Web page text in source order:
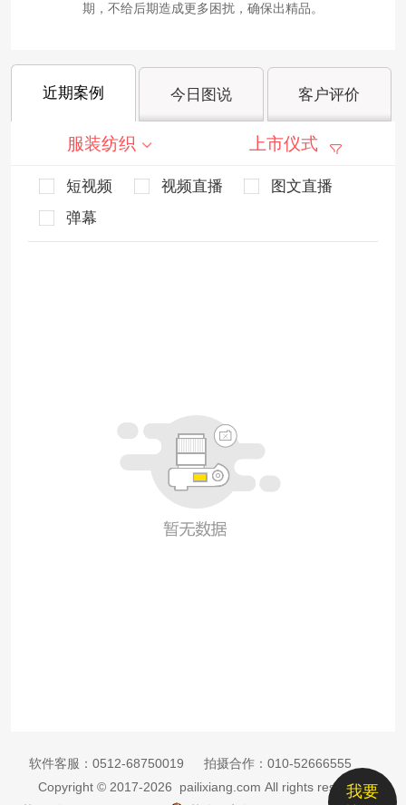
期，不给后期造成更多困扰，确保出精品。
近期案例 今日图说 客户评价
服装纺织 上市仪式
短视频 视频直播
图文直播
弹幕
我要
软件客服： 0512-68750019 拍摄合作： 010-52666555
Copyright © 2017-2026 pailixiang.com All rights reserved